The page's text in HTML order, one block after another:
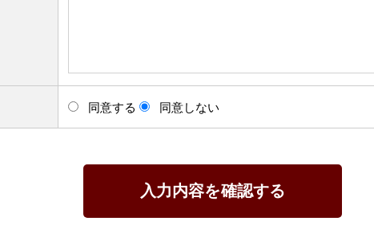
同意する 同意しない
入力内容を確認する